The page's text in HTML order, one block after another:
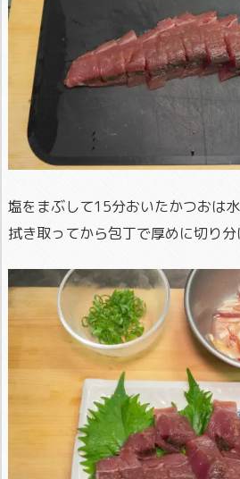
塩をまぶして15分おいたかつおは
拭き取ってから包丁で厚めに切り分